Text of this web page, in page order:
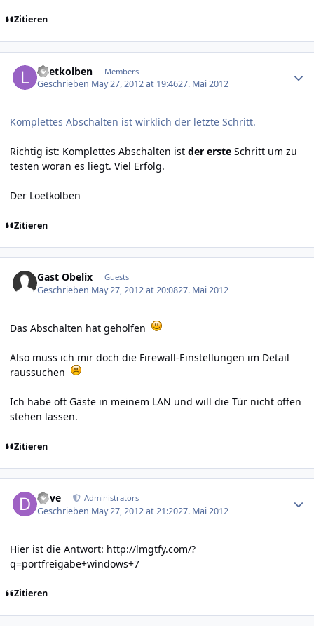
Zitieren
Loetkolben Members
Geschrieben May 27, 2012 at 19:4627. Mai 2012
Komplettes Abschalten ist wirklich der letzte Schritt.
Richtig ist: Komplettes Abschalten ist der erste Schritt um zu
testen woran es liegt. Viel Erfolg.
Der Loetkolben
Zitieren
Gast Obelix Guests
Geschrieben May 27, 2012 at 20:0827. Mai 2012
Das Abschalten hat geholfen
Also muss ich mir doch die Firewall-Einstellungen im Detail
raussuchen
Ich habe oft Gäste in meinem LAN und will die Tür nicht offen
stehen lassen.
Zitieren
dove Administrators
Geschrieben May 27, 2012 at 21:2027. Mai 2012
Hier ist die Antwort: http://lmgtfy.com/?
q=portfreigabe+windows+7
Zitieren